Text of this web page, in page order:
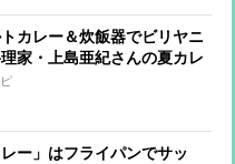
トカレー＆炊飯器でビリヤニ
家・上島亜紀さんの夏カレ
レー」はフライパンでサッ